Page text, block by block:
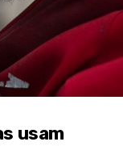
usam